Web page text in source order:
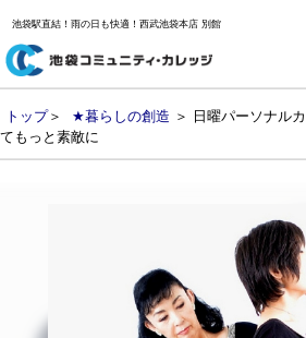
池袋駅直結！雨の日も快適！西武池袋本店 別館
トップ＞ ★暮らしの創造 ＞ 日曜パーソナル
てもっと素敵に